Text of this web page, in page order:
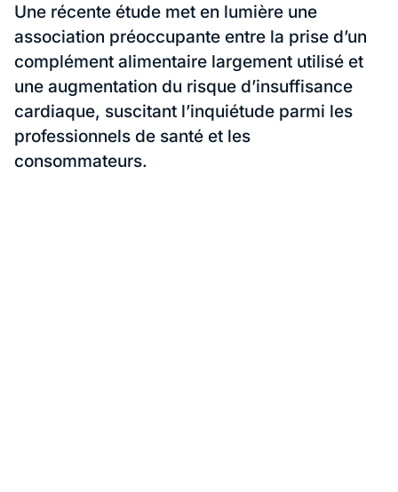
Une récente étude met en lumière une
association préoccupante entre la prise d’un
complément alimentaire largement utilisé et
une augmentation du risque d’insuffisance
cardiaque, suscitant l’inquiétude parmi les
professionnels de santé et les
consommateurs.